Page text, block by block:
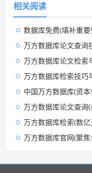
相关阅读
数据库免费(填补重要空
万方数据库论文查询
万方数据库论文检索
万方数据库检索技巧
中国万方数据库(资本帝国崩
万方数据库论文查询(亲测好用
万方数据库检索(数
万方数据库官网(聚焦合作